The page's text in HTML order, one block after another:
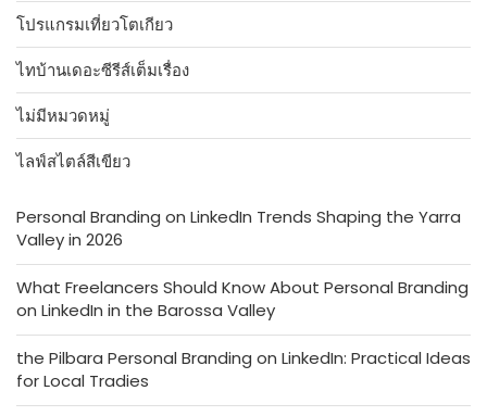
โปรแกรมเที่ยวโตเกียว
ไทบ้านเดอะซีรีส์เต็มเรื่อง
ไม่มีหมวดหมู่
ไลฟ์สไตล์สีเขียว
Personal Branding on LinkedIn Trends Shaping the Yarra
Valley in 2026
What Freelancers Should Know About Personal Branding
on LinkedIn in the Barossa Valley
the Pilbara Personal Branding on LinkedIn: Practical Ideas
for Local Tradies